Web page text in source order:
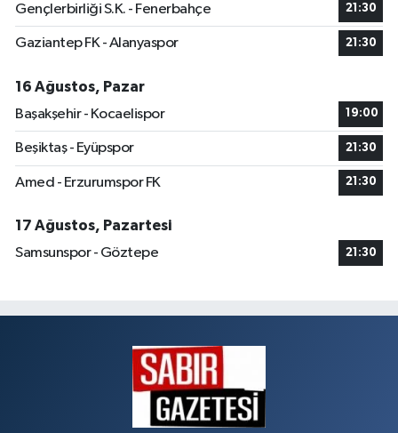
Gençlerbirliği S.K. - Fenerbahçe 21:30
Gaziantep FK - Alanyaspor 21:30
16 Ağustos, Pazar
Başakşehir - Kocaelispor
19:00
Beşiktaş - Eyüpspor 21:30
Amed - Erzurumspor FK 21:30
17 Ağustos, Pazartesi
Samsunspor - Göztepe
21:30